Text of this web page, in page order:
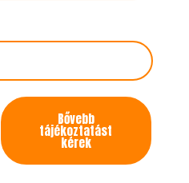
Bővebb
tájékoztatást
kérek